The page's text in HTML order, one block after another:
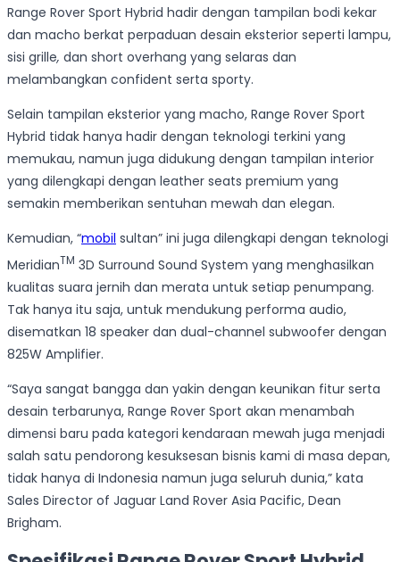
Range Rover Sport Hybrid hadir dengan tampilan bodi kekar
dan macho berkat perpaduan desain eksterior seperti lampu,
sisi grille, dan short overhang yang selaras dan
melambangkan confident serta sporty.
Selain tampilan eksterior yang macho, Range Rover Sport
Hybrid tidak hanya hadir dengan teknologi terkini yang
memukau, namun juga didukung dengan tampilan interior
yang dilengkapi dengan leather seats premium yang
semakin memberikan sentuhan mewah dan elegan.
Kemudian, “mobil sultan” ini juga dilengkapi dengan teknologi
MeridianTM 3D Surround Sound System yang menghasilkan
kualitas suara jernih dan merata untuk setiap penumpang.
Tak hanya itu saja, untuk mendukung performa audio,
disematkan 18 speaker dan dual-channel subwoofer dengan
825W Amplifier.
“Saya sangat bangga dan yakin dengan keunikan fitur serta
desain terbarunya, Range Rover Sport akan menambah
dimensi baru pada kategori kendaraan mewah juga menjadi
salah satu pendorong kesuksesan bisnis kami di masa depan,
tidak hanya di Indonesia namun juga seluruh dunia,” kata
Sales Director of Jaguar Land Rover Asia Pacific, Dean
Brigham.